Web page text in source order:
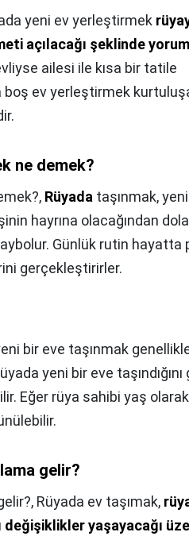
yeni ev yerleştirmek
açılacağı şeklinde
ailesi ile kısa bir tatile
boş ev yerleştirmek
ne demek?
Rüyada taşınmak,
hayrına olacağından
Günlük rutin hayatta
gerçekleştirirler.
bir eve taşınmak
yeni bir eve taşındığını
Eğer rüya sahibi yaş olarak
gelir?
Rüyada ev taşımak,
değişiklikler yaşayacağı